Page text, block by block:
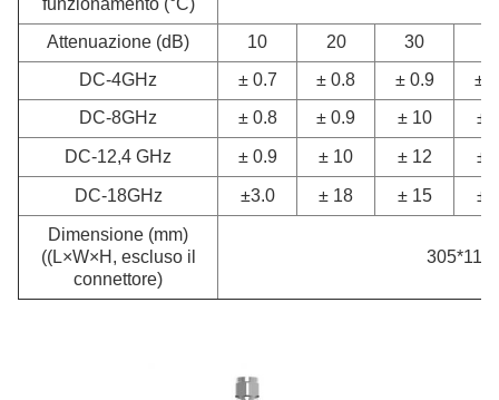
funzionamento (°C)
Attenuazione (dB) 10 20 30
DC-4GHz
± 0.7 ± 0.8 ± 0.9
±
DC-8GHz
± 0.8 ± 0.9 ± 10 ±
DC-12,4 GHz ± 0.9 ± 10 ± 12 ±
DC-18GHz ±3.0 ± 18 ± 15 ±
Dimensione (mm)
((L×W×H, escluso il
connettore)